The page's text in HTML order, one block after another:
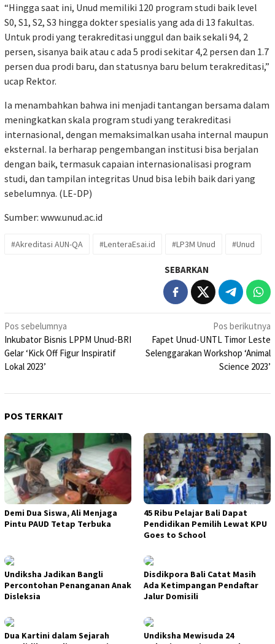
“Hingga saat ini, Unud memiliki 120 program studi baik level
S0, S1, S2, S3 hingga dokter spesialis yang ada di 13 fakultas.
Untuk prodi yang terakreditasi unggul dan baik sekali 94, 2
persen, sisanya baik atau c ada 5 prodi sekitar 4,2 persen dan 1.7
persen dua prodi baru, dan statusnya baru belum terakreditasi,”
ucap Rektor.
Ia menambahkan bahwa ini menjadi tantangan bersama dalam
meningkatkan skala program studi yang terakreditasi
internasional, dengan memaksimalkan usaha internal maupun
eksternal. Ia berharap pengembangan institusi bisa berjalan
dengan baik, termasuk capaian internasionalisasi program
studi, dan tampilan integritas Unud bisa lebih baik dari yang
sebelumnya. (LE-DP)
Sumber: www.unud.ac.id
#Akreditasi AUN-QA #LenteraEsai.id #LP3M Unud #Unud
SEBARKAN
Navigasi
pos
Pos sebelumnya
Inkubator Bisnis LPPM Unud-BRI
Gelar ‘Kick Off Figur Inspiratif
Lokal 2023’
Pos berikutnya
Fapet Unud-UNTL Timor Leste
Selenggarakan Workshop ‘Animal
Science 2023’
POS TERKAIT
Demi Dua Siswa, Ali Menjaga
Pintu PAUD Tetap Terbuka
45 Ribu Pelajar Bali Dapat
Pendidikan Pemilih Lewat KPU
Goes to School
Undiksha Jadikan Bangli
Percontohan Penanganan Anak
Disleksia
Disdikpora Bali Catat Masih
Ada Ketimpangan Pendaftar
Jalur Domisili
Dua Kartini dalam Sejarah
Undiksha Mewisuda 24